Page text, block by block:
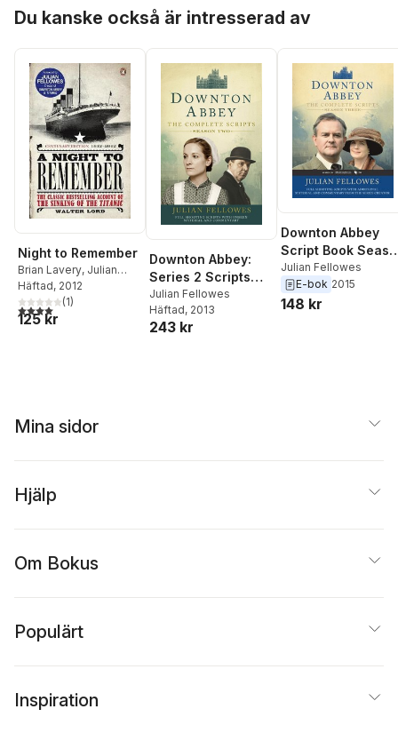
Du kanske också är intresserad av
Night to Remember
Brian Lavery, Julian
Fellowes,Walter Lord
Häftad, 2012
4,0utav 5 stjärnor. Totalt antal röster:
(1)
125 kr
Downton Abbey:
Series 2 Scripts
(Official)
Julian Fellowes
Häftad, 2013
243 kr
Downton Abbey
Script Book
3
Julian Fellowes
E-bok 2015
148 kr
Mina sidor
Hjälp
Om Bokus
Populärt
Inspiration